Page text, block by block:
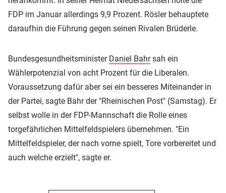
FDP im Januar allerdings 9,9 Prozent. Rösler behauptete
daraufhin die Führung gegen seinen Rivalen Brüderle.
Bundesgesundheitsminister Daniel Bahrsah ein
Wählerpotenzial von acht Prozent für die Liberalen.
Voraussetzung dafür aber sei ein besseres Miteinander in
der Partei, sagte Bahr der "Rheinischen Post" (Samstag). Er
selbst wolle in der FDP-Mannschaft die Rolle eines
torgefährlichen Mittelfeldspielers übernehmen. "Ein
Mittelfeldspieler, der nach vorne spielt, Tore vorbereitet und
auch welche erzielt", sagte er.